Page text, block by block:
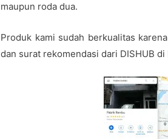
maupun roda dua.
Produk kami sudah berkualitas
dan surat rekomendasi dari DISHUB